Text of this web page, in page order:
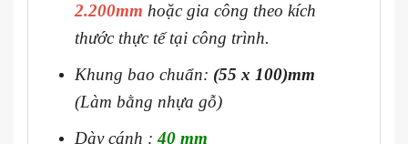
2.200mm hoặc gia công theo kích
thước thực tế tại công trình.
Khung bao chuẩn: (55 x 100)mm
(Làm bằng nhựa gỗ)
Dày cánh :40 mm